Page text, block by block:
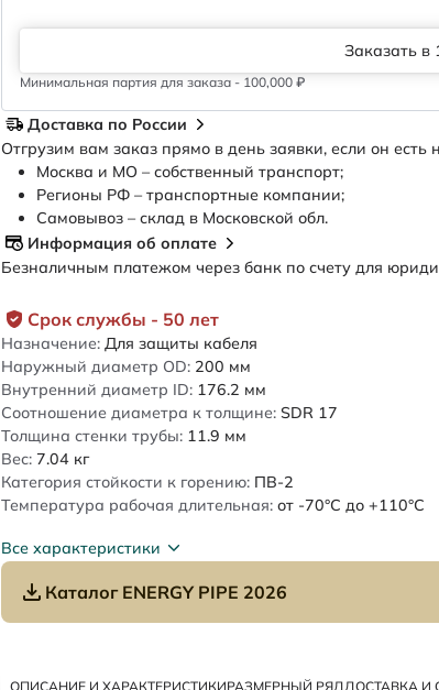
Срок службы - 50 лет
Назначение: Для защиты кабеля
Наружный диаметр OD: 200 мм
Внутренний диаметр ID: 176.2 мм
Соотношение диаметра к толщине: SDR 17
Толщина стенки трубы: 11.9 мм
Вес: 7.04 кг
Категория стойкости к горению: ПВ-2
Температура рабочая длительная: от -70°C до +110°C
Все характеристики
Каталог ENERGY PIPE 2026
Заказать в
Минимальная партия для заказа - 100,000 ₽
Доставка по России
Отгрузим вам заказ прямо в день заявки, если он есть
Москва и МО – собственный транспорт;
Регионы РФ – транспортные компании;
Самовывоз – склад в Московской обл.
Информация об оплате
Безналичным платежом через банк по счету для
ОПИСАНИЕ И ХАРАКТЕРИСТИКИРАЗМЕРНЫЙ РЯДДОСТАВКА И